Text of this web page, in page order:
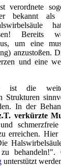
verordnete
bekannt
Bereits
um eine
anzustoßen.
und eine
ist die
Strukturen
In der
verkürzte
erreichen.
behandeln!".
unterstützt